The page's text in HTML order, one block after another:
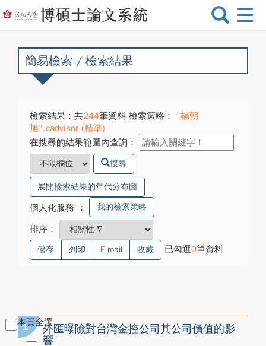
選
換
簡易檢索 / 檢索結果
檢索結果：共244筆資料 檢索策略：
"楊朝
旭".cadvisor (精準)
在搜尋的結果範圍內查詢：
搜尋
展開檢索結果的年代分布圖
個人化服務 ： 我的檢索策略
排序：
儲存 列印 E-mail 收藏 已勾選0筆資料
本頁全選
1
外匯曝險對台灣金控公司其公司價值的影
響